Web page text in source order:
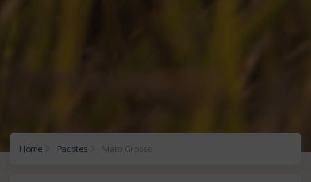
Home Pacotes Mato Grosso